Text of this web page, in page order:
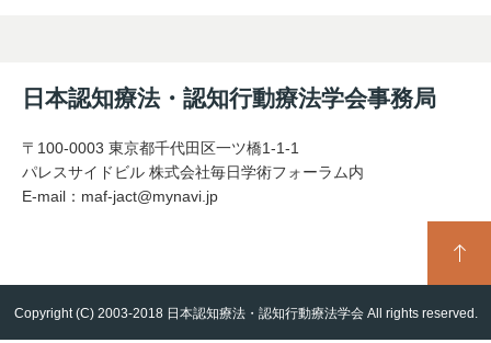
日本認知療法・認知行動療法学会事務局
〒100-0003 東京都千代田区一ツ橋1-1-1
パレスサイドビル 株式会社毎日学術フォーラム内
E-mail： maf-jact@mynavi.jp
Copyright (C) 2003-2018 日本認知療法・認知行動療法学会 All rights reserved.